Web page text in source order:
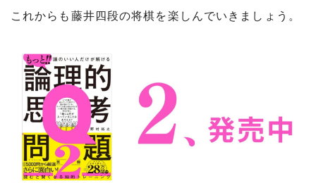
これからも藤井四段の将棋を楽しんでいきましょう。